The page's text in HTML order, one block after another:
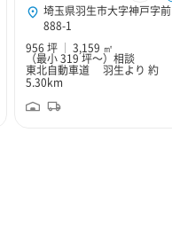
埼玉県羽生市大字神戸字前
888-1
956 坪
3,159 ㎡
（最小 319 坪～） 相談
東北自動車道 羽生より 約
5.30km